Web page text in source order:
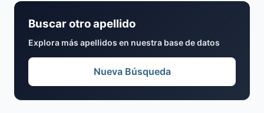
Buscar otro apellido
Explora más apellidos en nuestra base de datos
Nueva Búsqueda